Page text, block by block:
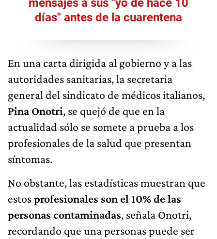
días" antes de la cuarentena
En una carta dirigida al gobierno y a las
autoridades sanitarias, la secretaria
general del sindicato de médicos italianos,
Pina Onotri, se quejó de que en la
actualidad sólo se somete a prueba a los
profesionales de la salud que presentan
síntomas.
No obstante, las estadísticas muestran que
estosprofesionales son el 10% de las
personas contaminadas, señala Onotri,
recordando que una personas puede ser